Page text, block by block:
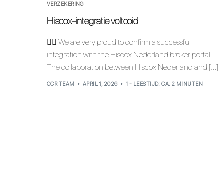
VERZEKERING
Hiscox-integratie voltooid
👉🏼 We are very proud to confirm a successful
integration with the Hiscox Nederland broker portal.
The collaboration between Hiscox Nederland and […]
CCR TEAM APRIL 1, 2026 1 - LEESTIJD: CA. 2 MINUTEN